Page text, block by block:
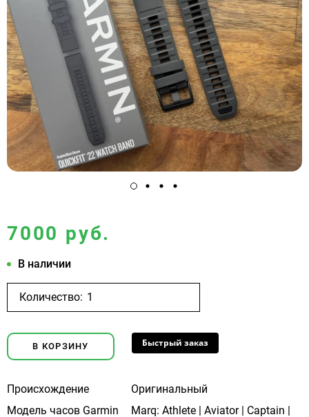
7000 руб.
В наличии
Количество:
В КОРЗИНУ Быстрый заказ
Происхождение
Оригинальный
Модель часов Garmin
Marq: Athlete | Aviator | Captain |